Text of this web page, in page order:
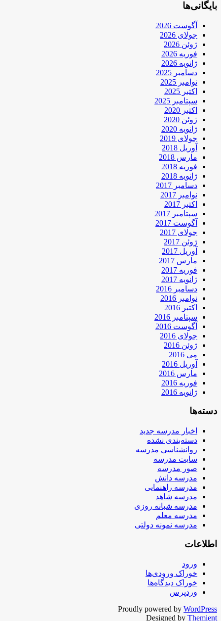
بایگانی‌ها
آگوست 2026
جولای 2026
ژوئن 2026
فوریه 2026
ژانویه 2026
دسامبر 2025
نوامبر 2025
اکتبر 2025
سپتامبر 2025
اکتبر 2020
ژوئن 2020
ژانویه 2020
جولای 2019
آوریل 2018
مارس 2018
فوریه 2018
ژانویه 2018
دسامبر 2017
نوامبر 2017
اکتبر 2017
سپتامبر 2017
آگوست 2017
جولای 2017
ژوئن 2017
آوریل 2017
مارس 2017
فوریه 2017
ژانویه 2017
دسامبر 2016
نوامبر 2016
اکتبر 2016
سپتامبر 2016
آگوست 2016
جولای 2016
ژوئن 2016
می 2016
آوریل 2016
مارس 2016
فوریه 2016
ژانویه 2016
دسته‌ها
اخبار مدرسه جدید
دسته‌بندی نشده
روانشناسی مدرسه
سایت مدرسه
صور مدرسه
مدرسه دانش
مدرسه راهنمایی
مدرسه شاهد
مدرسه شبانه روزی
مدرسه معلم
مدرسه نمونه دولتی
اطلاعات
ورود
خوراک ورودی‌ها
خوراک دیدگاه‌ها
وردپرس
Proudly powered by WordPress
Designed by Themient